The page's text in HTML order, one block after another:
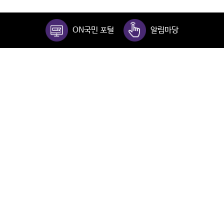
ON국민 포털 알림마당